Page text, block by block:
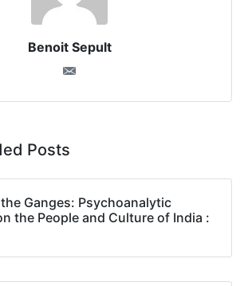
Benoit Sepult
Posts
Ganges: Psychoanalytic
the People and Culture of India :